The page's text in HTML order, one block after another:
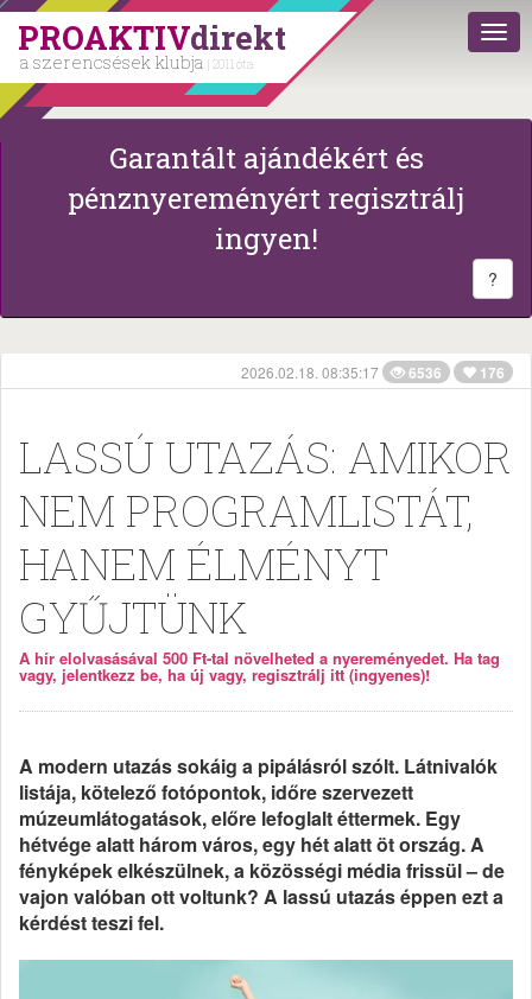
PROAKTIVdirekt
a szerencsések klubja | 2011 óta
Garantált ajándékért és
pénznyereményért regisztrálj
ingyen!
?
2026.02.18. 08:35:17 6536 176
LASSÚ UTAZÁS: AMIKOR
NEM PROGRAMLISTÁT,
HANEM ÉLMÉNYT
GYŰJTÜNK
A hír elolvasásával 500 Ft-tal növelheted a nyereményedet. Ha tag
vagy, jelentkezz be, ha új vagy, regisztrálj itt (ingyenes)!
A modern utazás sokáig a pipálásról szólt. Látnivalók
listája, kötelező fotópontok, időre szervezett
múzeumlátogatások, előre lefoglalt éttermek. Egy
hétvége alatt három város, egy hét alatt öt ország. A
fényképek elkészülnek, a közösségi média frissül – de
vajon valóban ott voltunk? A lassú utazás éppen ezt a
kérdést teszi fel.